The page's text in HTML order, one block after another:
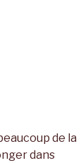
de la
dans